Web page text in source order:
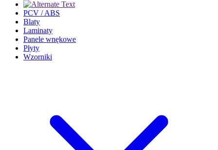
PCV / ABS
Blaty
Laminaty
Panele wnękowe
Płyty
Wzorniki